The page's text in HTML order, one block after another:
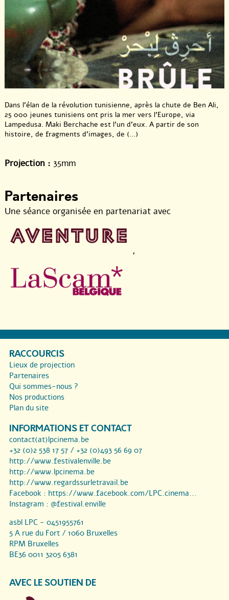
Dans l’élan de la révolution tunisienne, après la chute de Ben Ali,
25 000 jeunes tunisiens ont pris la mer vers l’Europe, via
Lampedusa. Maki Berchache est l’un d’eux. A partir de son
histoire, de fragments d’images, de (...)
Projection : 35mm
Partenaires
Une séance organisée en partenariat avec
,
RACCOURCIS
Lieux de projection
Partenaires
Qui sommes-nous ?
Nos productions
Plan du site
INFORMATIONS ET CONTACT
contact(at)lpcinema.be
+32 (0)2 538 17 57 / +32 (0)493 56 69 07
http://www.festivalenville.be
http://www.lpcinema.be
http://www.regardssurletravail.be
Facebook : https://www.facebook.com/LPC.cinema...
Instagram : @festival.enville
asbl LPC - 0451955761
5 A rue du Fort / 1060 Bruxelles
RPM Bruxelles
BE36 0011 3205 6381
AVEC LE SOUTIEN DE